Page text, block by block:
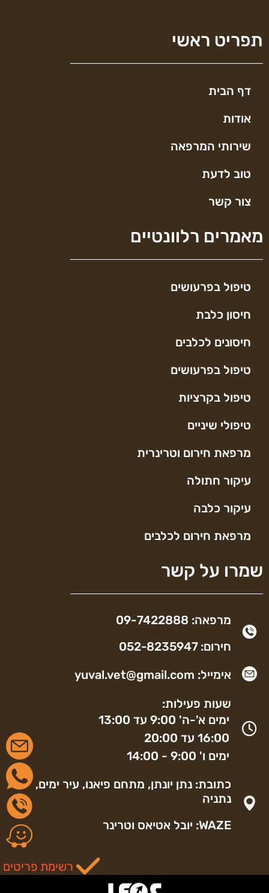
רשימת פריטים
תפריט ראשי
דף הבית
אודות
שירותי המרפאה
טוב לדעת
צור קשר
מאמרים רלוונטיים
טיפול בפרעושים
חיסון כלבת
חיסונים לכלבים
טיפול בפרעושים
טיפול בקרציות
טיפולי שיניים
מרפאת חירום וטרינרית
עיקור חתולה
עיקור כלבה
מרפאת חירום לכלבים
שמרו על קשר
מרפאה: 09-7422888
חירום: 052-8235947
אימייל: yuval.vet@gmail.com
שעות פעילות:
ימים א'-ה' 9:00 עד 13:00
16:00 עד 20:00
ימים ו' 9:00 - 14:00
כתובת: נתן יונתן, מתחם פיאנו, עיר ימים,
נתניה
WAZE: יובל אטיאס וטרינר